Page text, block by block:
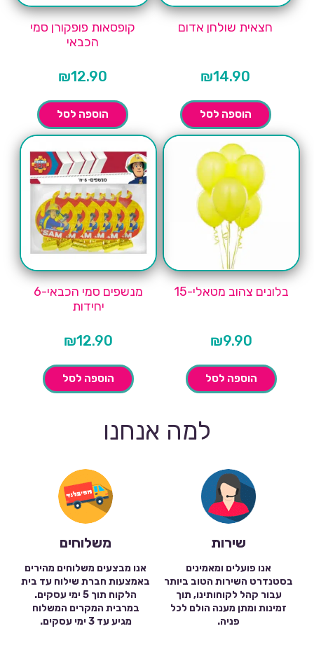
חצאית שולחן אדום
₪14.90
הוספה לסל
קופסאות פופקורן סמי
הכבאי
₪12.90
הוספה לסל
בלונים צהוב מטאלי-15
₪9.90
הוספה לסל
מנשפים סמי הכבאי-6
יחידות
₪12.90
הוספה לסל
למה אנחנו
שירות
אנו פועלים ומאמינים
בסטנדרט השירות הטוב ביותר
עבור קהל לקוחותינו, תוך
זמינות ומתן מענה הולם לכל
פניה.
משלוחים
אנו מבצעים משלוחים מהירים
באמצעות חברת שילוח עד בית
הלקוח תוך 5 ימי עסקים.
במרבית המקרים המשלוח
מגיע עד 3 ימי עסקים.